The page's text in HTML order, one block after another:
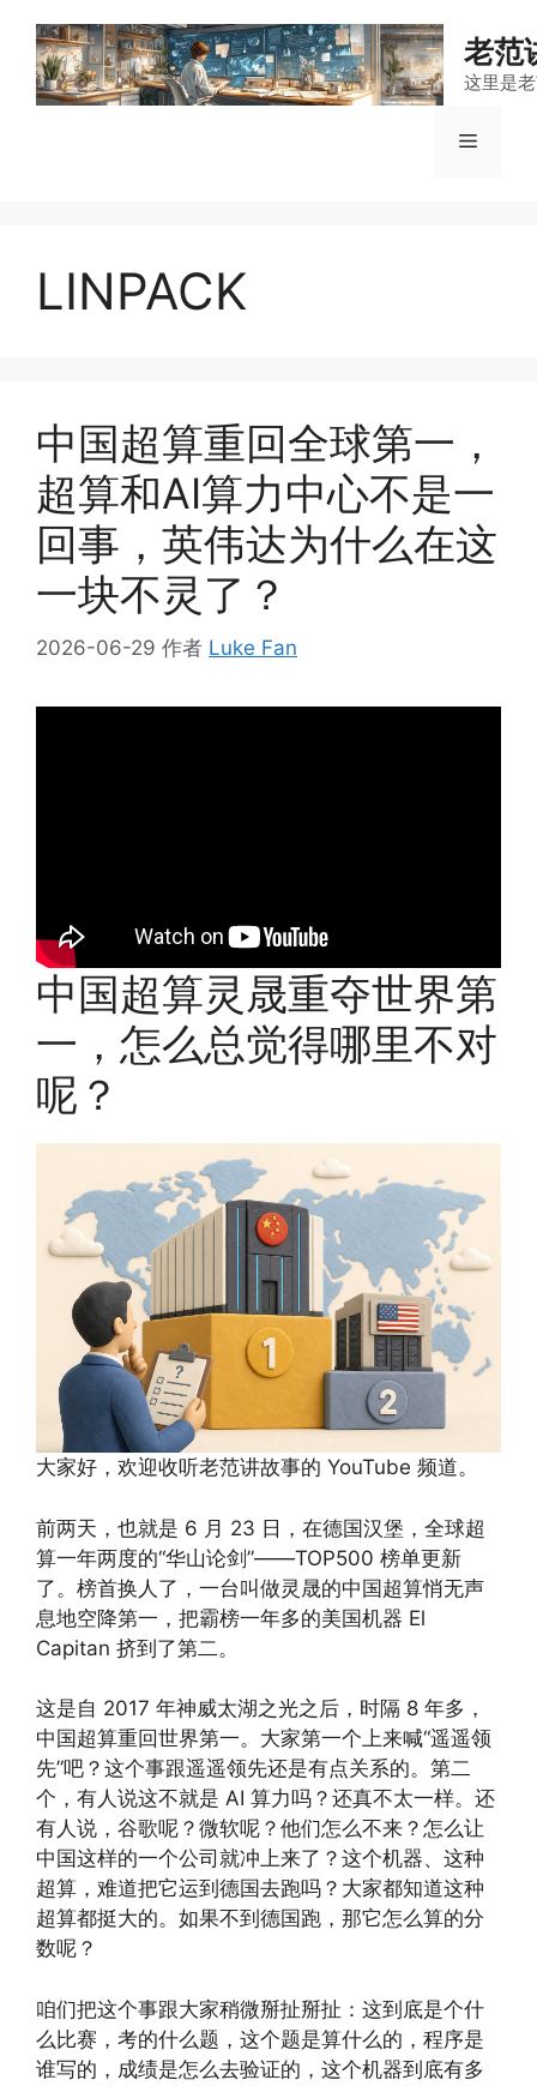
老范
这里是
菜
LINPACK
中国超算重回全球第一，
超算和AI算力中心不是一
回事，英伟达为什么在这
一块不灵了？
2026-06-29 作者 Luke Fan
中国超算灵晟重夺世界第
一，怎么总觉得哪里不对
呢？
大家好，欢迎收听老范讲故事的 YouTube 频道。
前两天，也就是 6 月 23 日，在德国汉堡，全球超
算一年两度的“华山论剑”——TOP500 榜单更新
了。榜首换人了，一台叫做灵晟的中国超算悄无声
息地空降第一，把霸榜一年多的美国机器 El
Capitan 挤到了第二。
这是自 2017 年神威太湖之光之后，时隔 8 年多，
中国超算重回世界第一。大家第一个上来喊“遥遥领
先”吧？这个事跟遥遥领先还是有点关系的。第二
个，有人说这不就是 AI 算力吗？还真不太一样。还
有人说，谷歌呢？微软呢？他们怎么不来？怎么让
中国这样的一个公司就冲上来了？这个机器、这种
超算，难道把它运到德国去跑吗？大家都知道这种
超算都挺大的。如果不到德国跑，那它怎么算的分
数呢？
咱们把这个事跟大家稍微掰扯掰扯：这到底是个什
么比赛，考的什么题，这个题是算什么的，程序是
谁写的，成绩是怎么去验证的，这个机器到底有多